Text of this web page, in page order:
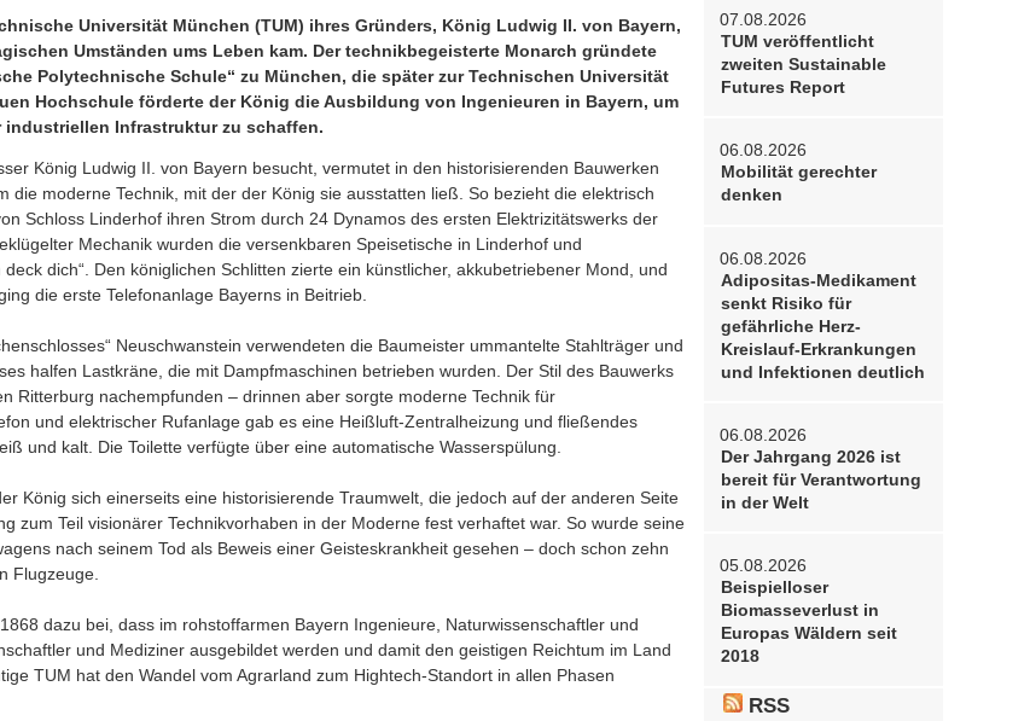
Universität München (TUM) ihres Gründers, König Ludwig II. von Bayern,
Umständen ums Leben kam. Der technikbegeisterte Monarch gründete
Polytechnische Schule“ zu München, die später zur Technischen Universität
Hochschule förderte der König die Ausbildung von Ingenieuren in Bayern, um
industriellen Infrastruktur zu schaffen.
König Ludwig II. von Bayern besucht, vermutet in den historisierenden Bauwerken
die moderne Technik, mit der der König sie ausstatten ließ. So bezieht die elektrisch
Schloss Linderhof ihren Strom durch 24 Dynamos des ersten Elektrizitätswerks der
Mechanik wurden die versenkbaren Speisetische in Linderhof und
deck dich“. Den königlichen Schlitten zierte ein künstlicher, akkubetriebener Mond, und
die erste Telefonanlage Bayerns in Beitrieb.
Neuschwanstein verwendeten die Baumeister ummantelte Stahlträger und
halfen Lastkräne, die mit Dampfmaschinen betrieben wurden. Der Stil des Bauwerks
Ritterburg nachempfunden – drinnen aber sorgte moderne Technik für
und elektrischer Rufanlage gab es eine Heißluft-Zentralheizung und fließendes
und kalt. Die Toilette verfügte über eine automatische Wasserspülung.
König sich einerseits eine historisierende Traumwelt, die jedoch auf der anderen Seite
zum Teil visionärer Technikvorhaben in der Moderne fest verhaftet war. So wurde seine
nach seinem Tod als Beweis einer Geisteskrankheit gesehen – doch schon zehn
Flugzeuge.
dazu bei, dass im rohstoffarmen Bayern Ingenieure, Naturwissenschaftler und
und Mediziner ausgebildet werden und damit den geistigen Reichtum im Land
TUM hat den Wandel vom Agrarland zum Hightech-Standort in allen Phasen
07.08.2026
TUM veröffentlicht
zweiten Sustainable
Futures Report
06.08.2026
Mobilität gerechter
denken
06.08.2026
Adipositas-Medikament
senkt Risiko für
gefährliche Herz-
Kreislauf-Erkrankungen
und Infektionen deutlich
06.08.2026
Der Jahrgang 2026 ist
bereit für Verantwortung
in der Welt
05.08.2026
Beispielloser
Biomasseverlust in
Europas Wäldern seit
2018
RSS